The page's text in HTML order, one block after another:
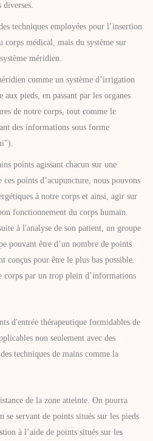
diverses.
techniques employées pour l’insertion
corps médical, mais du système sur
méridien.
comme un système d’irrigation
pieds, en passant par les organes
de notre corps, tout comme le
des informations sous forme
points agissant chacun sur une
points d’acupuncture, nous pouvons
à notre corps et ainsi, agir sur
fonctionnement du corps humain.
à l'analyse de son patient, un groupe
pouvant être d’un nombre de points
conçus pour être le plus bas possible.
corps par un trop plein d’informations
d'entrée thérapeutique formidables de
non seulement avec des
techniques de mains comme la
de la zone atteinte. On pourra
se servant de points situés sur les pieds
à l’aide de points situés sur les